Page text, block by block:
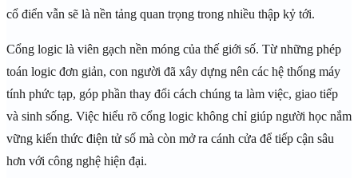
cổ điển vẫn sẽ là nền tảng quan trọng trong nhiều thập kỷ tới.
Cổng logic là viên gạch nền móng của thế giới số. Từ những phép
toán logic đơn giản, con người đã xây dựng nên các hệ thống máy
tính phức tạp, góp phần thay đổi cách chúng ta làm việc, giao tiếp
và sinh sống. Việc hiểu rõ cổng logic không chỉ giúp người học nắm
vững kiến thức điện tử số mà còn mở ra cánh cửa để tiếp cận sâu
hơn với công nghệ hiện đại.